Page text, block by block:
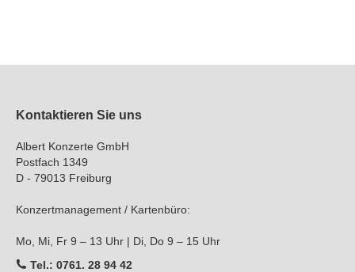
Kontaktieren Sie uns
Albert Konzerte GmbH
Postfach 1349
D - 79013 Freiburg
Konzertmanagement / Kartenbüro:
Mo, Mi, Fr 9 – 13 Uhr | Di, Do 9 – 15 Uhr
Tel.: 0761. 28 94 42